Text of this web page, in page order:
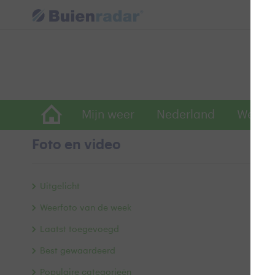
Mijn weer Nederland
Foto en video
Uitgelicht
Weerfoto van de week
Laatst toegevoegd
Best gewaardeerd
Populaire categorieën